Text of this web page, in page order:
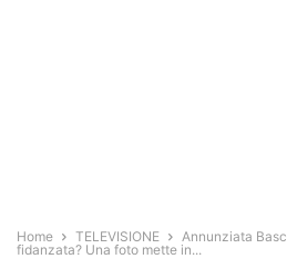
Home TELEVISIONE
Annunziata
fidanzata? Una foto mette in...